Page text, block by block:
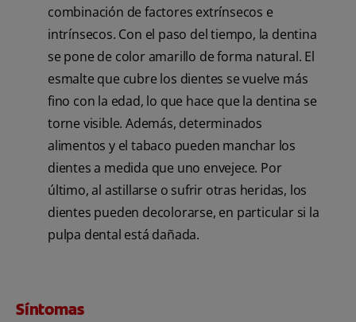
combinación de factores extrínsecos e
intrínsecos. Con el paso del tiempo, la dentina
se pone de color amarillo de forma natural. El
esmalte que cubre los dientes se vuelve más
fino con la edad, lo que hace que la dentina se
torne visible. Además, determinados
alimentos y el tabaco pueden manchar los
dientes a medida que uno envejece. Por
último, al astillarse o sufrir otras heridas, los
dientes pueden decolorarse, en particular si la
pulpa dental está dañada.
Síntomas